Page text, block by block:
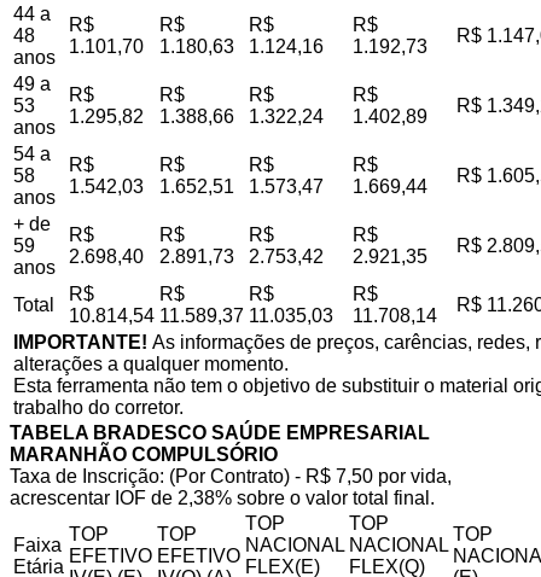
44 a
48
anos
R$
1.101,70
R$
1.180,63
R$
1.124,16
R$
1.192,73
R$
49 a
53
anos
R$
1.295,82
R$
1.388,66
R$
1.322,24
R$
1.402,89
R$
54 a
58
anos
R$
1.542,03
R$
1.652,51
R$
1.573,47
R$
1.669,44
R$
+ de
59
anos
R$
2.698,40
R$
2.891,73
R$
2.753,42
R$
2.921,35
R$
Total
R$
10.814,54
R$
11.589,37
R$
11.035,03
R$
11.708,14
R$
IMPORTANTE! As informações de preços, carências,
alterações a qualquer momento.
Esta ferramenta não tem o objetivo de substituir o material
trabalho do corretor.
TABELA BRADESCO SAÚDE EMPRESARIAL
MARANHÃO COMPULSÓRIO
Taxa de Inscrição: (Por Contrato) - R$ 7,50 por vida,
acrescentar IOF de 2,38% sobre o valor total final.
Faixa
Etária
TOP
EFETIVO
TOP
EFETIVO
TOP
NACIONAL
FLEX(E)
TOP
NACIONAL
FLEX(Q)
TOP